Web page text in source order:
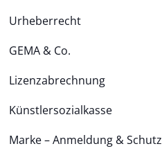
Urheberrecht
GEMA & Co.
Lizenzabrechnung
Künstlersozialkasse
Marke – Anmeldung & Schutz